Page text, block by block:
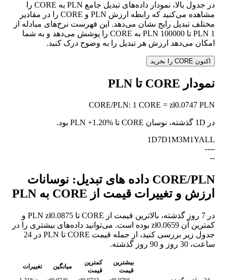
در جدول بالا، نمودار داده‌های تبدیل جامع PLN به CORE را
مشاهده می‌کنید که رابطه ارزش PLN و CORE را در مقادیر
مختلف تبدیل رایج نشان می‌دهد. این فهرست نرخ‌های مبادله از
1 PLN تا 100000 PLN به CORE را پوشش می‌دهد و به شما
امکان می‌دهد ارزش هر تبدیل را به وضوح درک کنید.
اکنون CORE را بخرید
نمودار CORE تا PLN
CORE/PLN: 1 CORE = zł0.0747 PLN
در 1D گذشته، نوسان CORE تا PLN +1.20%
بود.
1D7D1M3M1YALL
--
--
--
CORE/PLN داده های تبدیل: نوسانات
ارزش و تغییرات قیمت از CORE به PLN
در 7 روز گذشته، بالاترین قیمت از CORE تا PLN zł0.0875 و
کمترین آن zł0.0659 بوده است. می‌توانید داده‌های بیشتری را در
جدول زیر بررسی کنید، از جمله قیمت CORE تا PLN در 24
ساعت، 30 روز و 90 روز گذشته.
بیشترین
قیمت
کمترین
قیمت
میانگین
تغییرات